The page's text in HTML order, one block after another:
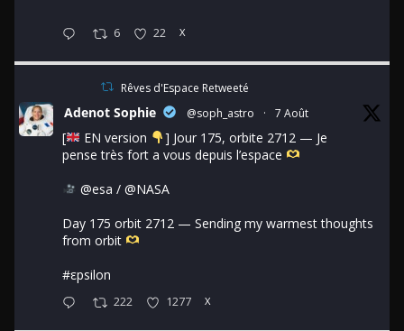
6 22 X
Rêves d'Espace Retweeté
Adenot Sophie @soph_astro · 7 Août
[ EN version
] Jour 175, orbite 2712 — Je
pense très fort a vous depuis l’espace
@esa / @NASA
Day 175 orbit 2712 — Sending my warmest thoughts
from orbit
#εpsilon
222 1277 X